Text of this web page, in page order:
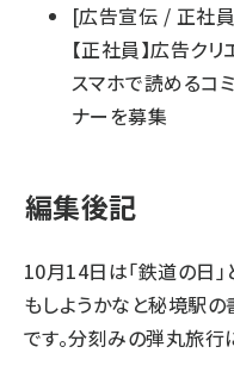
[広告宣伝 / 正社員
【正社員】広告ク
スマホで読めるコ
ナーを募集
編集後記
10月14日は「鉄道の日
もしようかなと秘境駅
です。分刻みの弾丸旅行